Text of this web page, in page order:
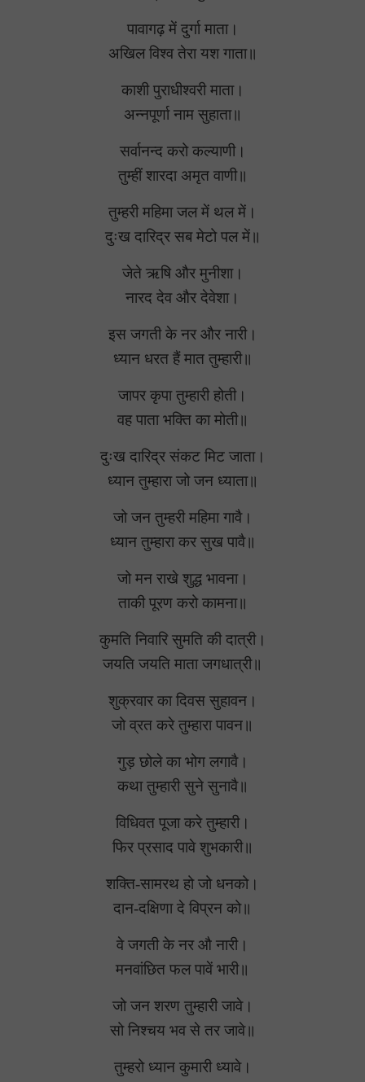
पावागढ़ में दुर्गा माता।
अखिल विश्‍व तेरा यश गाता॥
काशी पुराधीश्‍वरी माता।
अन्नपूर्णा नाम सुहाता॥
सर्वानन्द करो कल्याणी।
तुम्हीं शारदा अमृत वाणी॥
तुम्हरी महिमा जल में थल में।
दुःख दारिद्र सब मेटो पल में॥
जेते ऋषि और मुनीशा।
नारद देव और देवेशा।
इस जगती के नर और नारी।
ध्यान धरत हैं मात तुम्हारी॥
जापर कृपा तुम्हारी होती।
वह पाता भक्ति का मोती॥
दुःख दारिद्र संकट मिट जाता।
ध्यान तुम्हारा जो जन ध्याता॥
जो जन तुम्हरी महिमा गावै।
ध्यान तुम्हारा कर सुख पावै॥
जो मन राखे शुद्ध भावना।
ताकी पूरण करो कामना॥
कुमति निवारि सुमति की दात्री।
जयति जयति माता जगधात्री॥
शुक्रवार का दिवस सुहावन।
जो व्रत करे तुम्हारा पावन॥
गुड़ छोले का भोग लगावै।
कथा तुम्हारी सुने सुनावै॥
विधिवत पूजा करे तुम्हारी।
फिर प्रसाद पावे शुभकारी॥
शक्ति-सामरथ हो जो धनको।
दान-दक्षिणा दे विप्रन को॥
वे जगती के नर औ नारी।
मनवांछित फल पावें भारी॥
जो जन शरण तुम्हारी जावे।
सो निश्‍चय भव से तर जावे॥
तुम्हरो ध्यान कुमारी ध्यावे।